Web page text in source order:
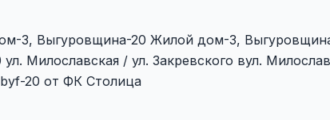
3, Выгуровщина-20 Жилой дом-3,
Милославская / ул. Закревского вул.
20 от ФК Столица